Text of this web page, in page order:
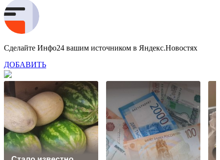
Сделайте Инфо24 вашим источником в Яндекс.Новостях
ДОБАВИТЬ